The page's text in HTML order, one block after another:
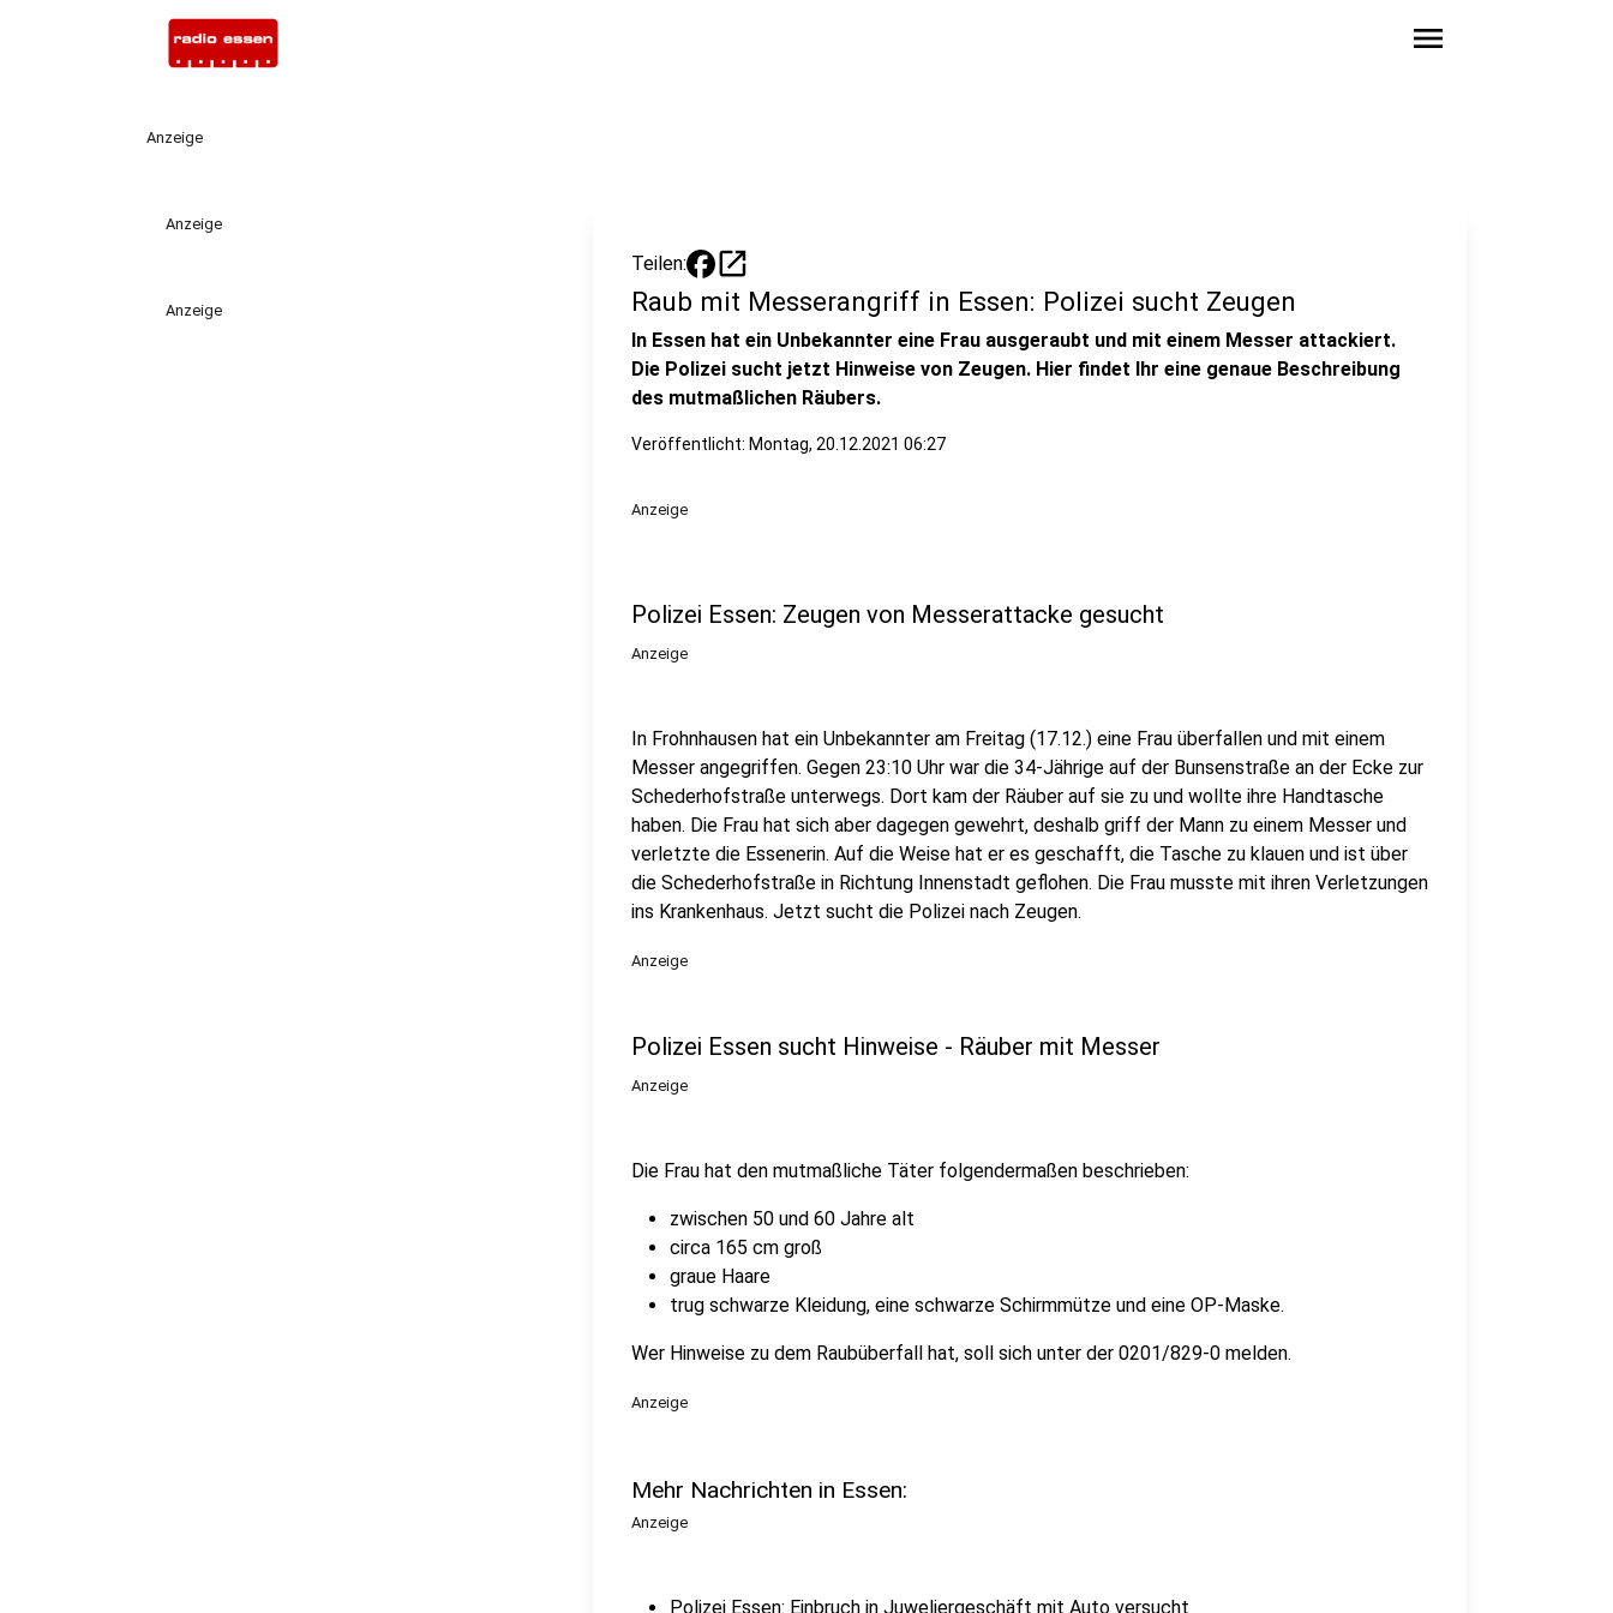
menu
Anzeige
Anzeige
Anzeige
Teilen: open_in_new
Raub mit Messerangriff in Essen: Polizei sucht Zeugen
In Essen hat ein Unbekannter eine Frau ausgeraubt und mit einem Messer attackiert.
Die Polizei sucht jetzt Hinweise von Zeugen. Hier findet Ihr eine genaue Beschreibung
des mutmaßlichen Räubers.
Veröffentlicht: Montag, 20.12.2021 06:27
Anzeige
Polizei Essen: Zeugen von Messerattacke gesucht
Anzeige
In Frohnhausen hat ein Unbekannter am Freitag (17.12.) eine Frau überfallen und mit einem
Messer angegriffen. Gegen 23:10 Uhr war die 34-Jährige auf der Bunsenstraße an der Ecke zur
Schederhofstraße unterwegs. Dort kam der Räuber auf sie zu und wollte ihre Handtasche
haben. Die Frau hat sich aber dagegen gewehrt, deshalb griff der Mann zu einem Messer und
verletzte die Essenerin. Auf die Weise hat er es geschafft, die Tasche zu klauen und ist über
die Schederhofstraße in Richtung Innenstadt geflohen. Die Frau musste mit ihren Verletzungen
ins Krankenhaus. Jetzt sucht die Polizei nach Zeugen.
Anzeige
Polizei Essen sucht Hinweise - Räuber mit Messer
Anzeige
Die Frau hat den mutmaßliche Täter folgendermaßen beschrieben:
zwischen 50 und 60 Jahre alt
circa 165 cm groß
graue Haare
trug schwarze Kleidung, eine schwarze Schirmmütze und eine OP-Maske.
Wer Hinweise zu dem Raubüberfall hat, soll sich unter der 0201/829-0 melden.
Anzeige
Mehr Nachrichten in Essen:
Anzeige
Polizei Essen: Einbruch in Juweliergeschäft mit Auto versucht